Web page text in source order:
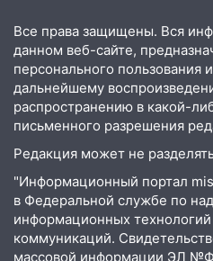
внезапных подарков
на 10 августа
21:58 В Ульяновске
моста утопили
20:20
Итоги 9
области: разгул
человека на Волге и
коллапс
19:43 Из-за
Все права защищены. Вся
данном веб-сайте,
персонального пользования
дальнейшему
распространению в какой-
письменного разрешения
Редакция может не
"Информационный портал
в Федеральной службе по
информационных
коммуникаций.
массовой информации ЭЛ